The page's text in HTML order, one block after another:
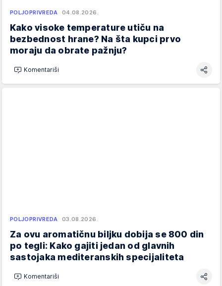
POLJOPRIVREDA 04.08.2026.
Kako visoke temperature utiču na
bezbednost hrane? Na šta kupci prvo
moraju da obrate pažnju?
Komentariši
POLJOPRIVREDA 03.08.2026.
Za ovu aromatičnu biljku dobija se 800 din
po tegli: Kako gajiti jedan od glavnih
sastojaka mediteranskih specijaliteta
Komentariši